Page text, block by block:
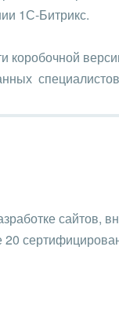
PR,
АПК
1С-Битрикс.
коробочной
сайтов,